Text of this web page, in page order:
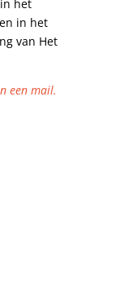
het
in het
van Het
een mail.